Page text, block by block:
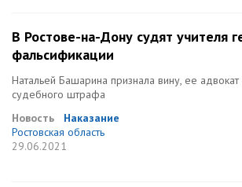
В Ростове-на-Дону судят учителя
фальсификации
Натальей Башарина признала вину, ее адвокат
судебного штрафа
Новость
Наказание
Ростовская область
29.06.2021